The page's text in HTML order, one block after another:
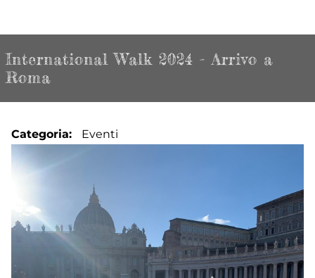
International Walk 2024 - Arrivo a
Roma
Categoria Eventi